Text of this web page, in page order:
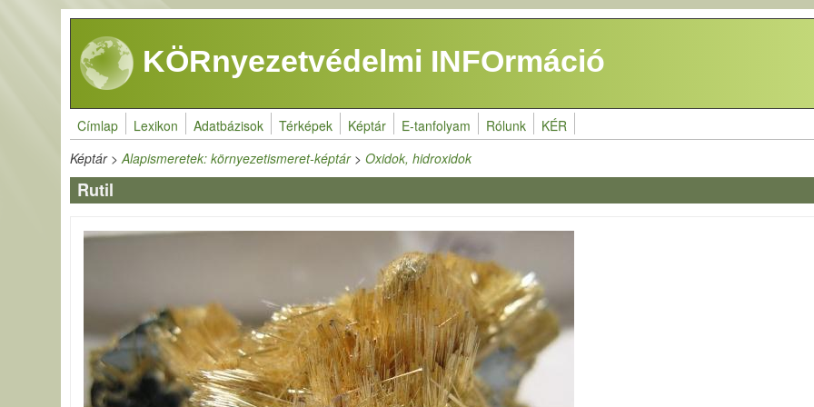
Ugrás a tartalomra
KÖRnyezetvédelmi INFOrmáció
Címlap Lexikon Adatbázisok Térképek Képtár E-tanfolyam Rólunk KÉR
Képtár>Alapismeretek: környezetismeret-képtár>Oxidok, hidroxidok
Rutil